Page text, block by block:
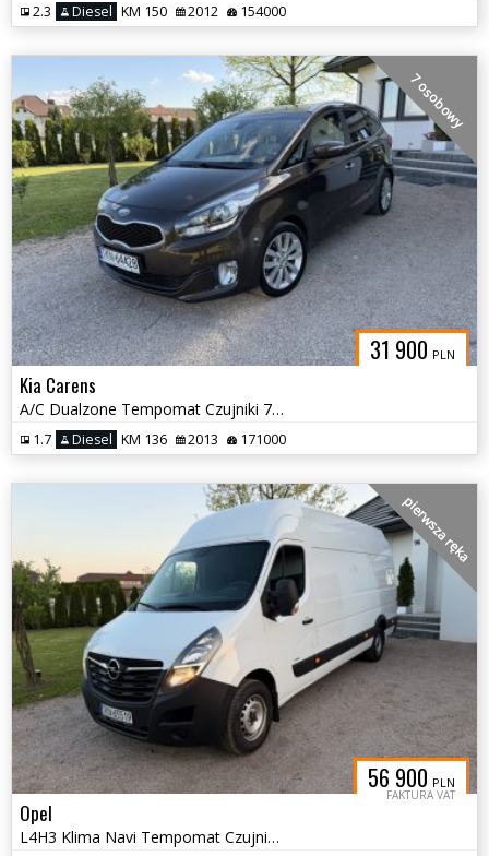
2.3 Diesel KM 150 2012 154000
31 900 PLN
7 osobowy
Kia Carens
A/C Dualzone Tempomat Czujniki 7 miejsc Led
1.7 Diesel KM 136 2013 171000
56 900 PLN
FAKTURA VAT
pierwsza ręka
Opel
L4H3 Klima Navi Tempomat Czujniki Pierwszy właściciel